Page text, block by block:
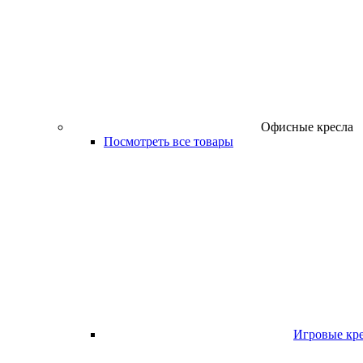
Офисные кресла
Посмотреть все товары
Игровые